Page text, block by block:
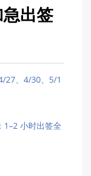
出签
27、4/30、5/1
1–2 小时出签全